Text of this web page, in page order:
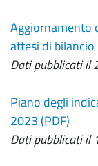
Aggiornamento
attesi di bilancio
Dati pubblicati il
Piano degli
2023 (PDF)
Dati pubblicati il